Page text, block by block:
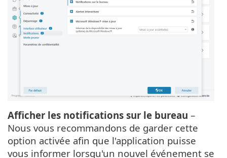
Afficher les notifications sur le bureau –
Nous vous recommandons de garder cette
option activée afin que l'application puisse
vous informer lorsqu'un nouvel événement se